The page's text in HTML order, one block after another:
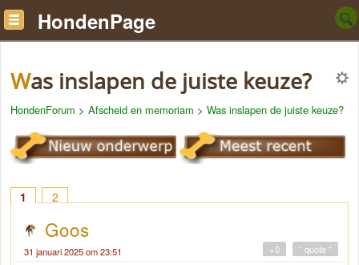
HondenPage
Was inslapen de juiste keuze?
HondenForum > Afscheid en memoriam > Was inslapen de juiste keuze?
1 2
Goos
31 januari 2025 om 23:51 " quote "
+0